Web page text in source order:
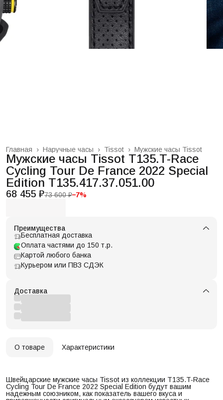
Мужские часы Tissot
Tissot ›
Наручные часы ›
Главная ›
Мужские часы Tissot T135.T-Race
Cycling Tour De France 2022 Special
Edition T135.417.37.051.00
68 455 ₽73 600 ₽−7%
Преимущества
Бесплатная доставка
Оплата частями до 150 т.р.
Картой любого банка
Курьером или ПВЗ СДЭК
Доставка
О товаре Характеристики
Швейцарские мужские часы Tissot из коллекции T135.T-Race
Cycling Tour De France 2022 Special Edition будут вашим
надежным союзником, как показатель вашего вкуса и